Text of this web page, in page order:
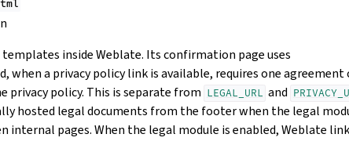
inside Weblate. Its confirmation page uses
when a privacy policy link is available, requires one agreement
privacy policy. This is separate from LEGAL_URL and
hosted legal documents from the footer when the legal
internal pages. When the legal module is enabled, Weblate